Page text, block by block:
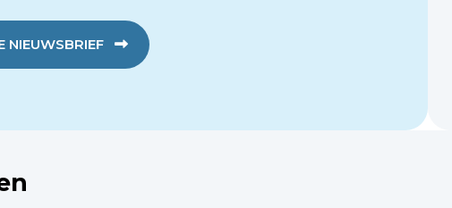
NIEUWSBRIEF